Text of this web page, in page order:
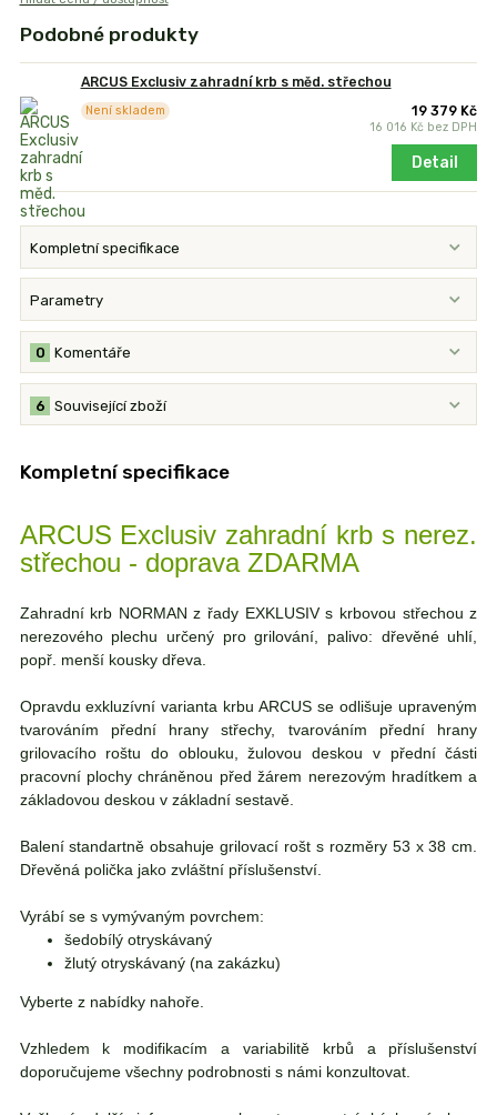
Podobné produkty
ARCUS Exclusiv zahradní krb s měd. střechou
19 379 Kč
16 016 Kč bez DPH
Není skladem
Detail
Kompletní specifikace
Parametry
Komentáře
0
Související zboží
6
Kompletní specifikace
ARCUS Exclusiv zahradní krb s nerez.
střechou - doprava ZDARMA
Zahradní krb NORMAN z řady EXKLUSIV s krbovou střechou z
nerezového plechu určený pro grilování, palivo: dřevěné uhlí,
popř. menší kousky dřeva.
Opravdu exkluzívní varianta krbu ARCUS se odlišuje upraveným
tvarováním přední hrany střechy, tvarováním přední hrany
grilovacího roštu do oblouku, žulovou deskou v přední části
pracovní plochy chráněnou před žárem nerezovým hradítkem a
základovou deskou v základní sestavě.
Balení standartně obsahuje grilovací rošt s rozměry 53 x 38 cm.
Dřevěná polička jako zvláštní příslušenství.
Vyrábí se s vymývaným povrchem:
šedobílý otryskávaný
žlutý otryskávaný (na zakázku)
Vyberte z nabídky nahoře.
Vzhledem k modifikacím a variabilitě krbů a příslušenství
doporučujeme všechny podrobnosti s námi konzultovat.